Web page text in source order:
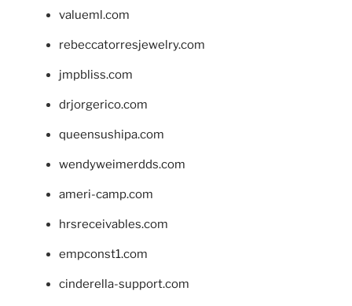
valueml.com
rebeccatorresjewelry.com
jmpbliss.com
drjorgerico.com
queensushipa.com
wendyweimerdds.com
ameri-camp.com
hrsreceivables.com
empconst1.com
cinderella-support.com